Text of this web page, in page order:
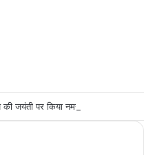
की जयंती पर किया नमन